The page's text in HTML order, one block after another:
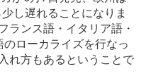
し遅れることになりま
ランス語・イタリア語・
ローカライズを行なっ
れ方もあるということで